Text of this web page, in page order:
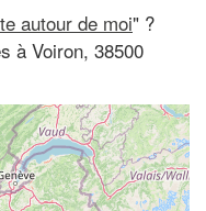
autour de moi" ?
à Voiron, 38500